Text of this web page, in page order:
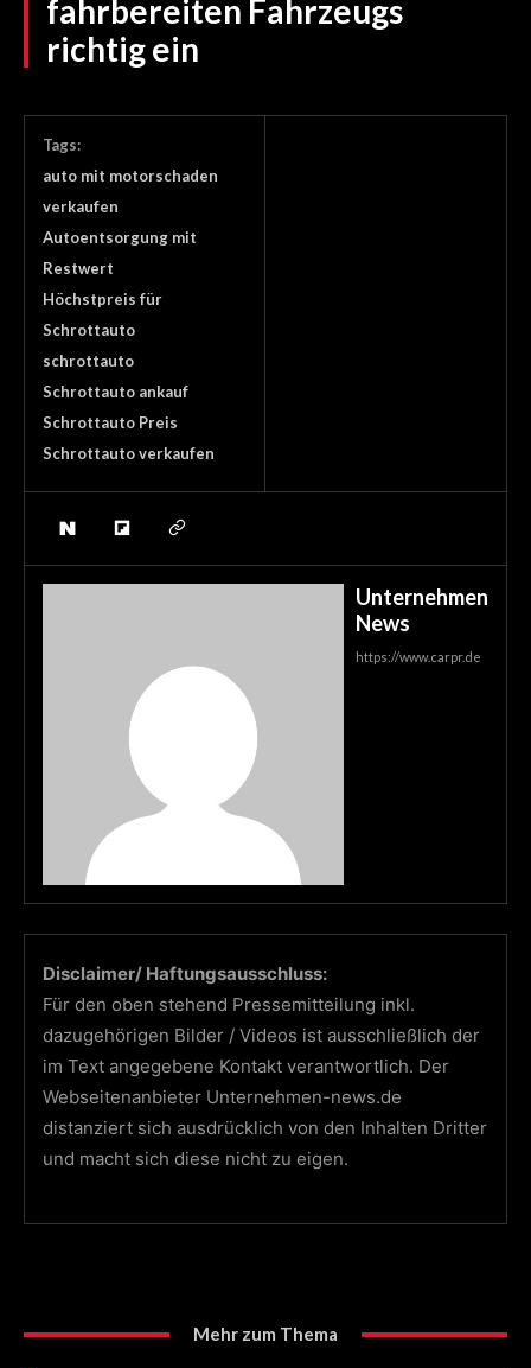
fahrbereiten Fahrzeugs
richtig ein
Tags:
auto mit motorschaden
verkaufen
Autoentsorgung mit
Restwert
Höchstpreis für
Schrottauto
schrottauto
Schrottauto ankauf
Schrottauto Preis
Schrottauto verkaufen
Unternehmen
News
https://www.carpr.de
Disclaimer/ Haftungsausschluss:
Für den oben stehend Pressemitteilung inkl.
dazugehörigen Bilder / Videos ist ausschließlich der
im Text angegebene Kontakt verantwortlich. Der
Webseitenanbieter Unternehmen-news.de
distanziert sich ausdrücklich von den Inhalten Dritter
und macht sich diese nicht zu eigen.
Mehr zum Thema